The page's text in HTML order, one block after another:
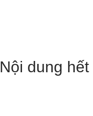
Nội dung